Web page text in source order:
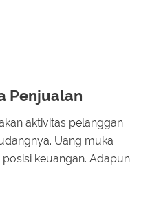
Penjualan
aktivitas pelanggan
Uang muka
keuangan. Adapun